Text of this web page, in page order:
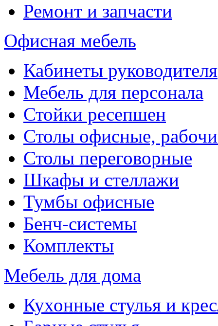
Ремонт и запчасти
Офисная мебель
Кабинеты руководителя
Мебель для персонала
Стойки ресепшен
Столы офисные,
Столы переговорные
Шкафы и стеллажи
Тумбы офисные
Бенч-системы
Комплекты
Мебель для дома
Кухонные стулья и